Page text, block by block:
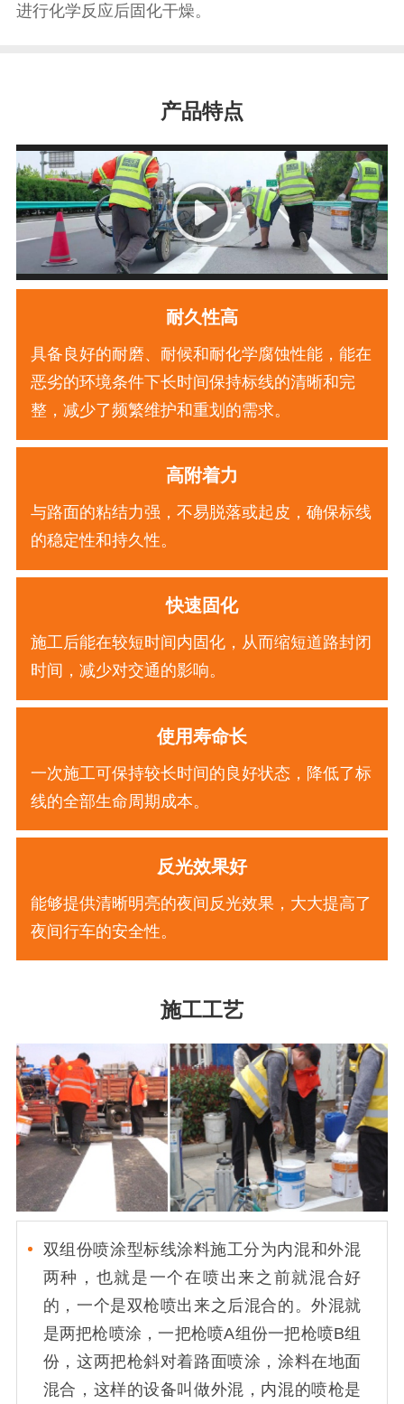
进行化学反应后固化干燥。
产品特点
耐久性高
具备良好的耐磨、耐候和耐化学腐蚀性能，能在
恶劣的环境条件下长时间保持标线的清晰和完
整，减少了频繁维护和重划的需求。
高附着力
与路面的粘结力强，不易脱落或起皮，确保标线
的稳定性和持久性。
快速固化
施工后能在较短时间内固化，从而缩短道路封闭
时间，减少对交通的影响。
使用寿命长
一次施工可保持较长时间的良好状态，降低了标
线的全部生命周期成本。
反光效果好
能够提供清晰明亮的夜间反光效果，大大提高了
夜间行车的安全性。
施工工艺
双组份喷涂型标线涂料施工分为内混和外混
两种，也就是一个在喷出来之前就混合好
的，一个是双枪喷出来之后混合的。外混就
是两把枪喷涂，一把枪喷A组份一把枪喷B组
份，这两把枪斜对着路面喷涂，涂料在地面
混合，这样的设备叫做外混，内混的喷枪是